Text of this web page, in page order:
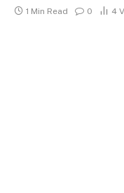
1 Min Read 0 4